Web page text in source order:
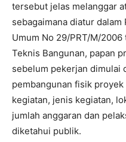
tersebut jelas melanggar
sebagaimana diatur
Umum No 29/PRT/M/
Teknis Bangunan, papan
sebelum pekerjan dimulai
pembangunan fisik
kegiatan, jenis kegiatan,
jumlah anggaran dan
diketahui publik.